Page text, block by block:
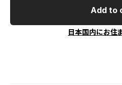
Add to
日本国内にお住